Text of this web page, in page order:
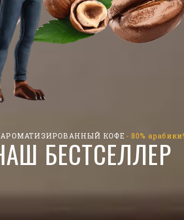
КОФЕ - 80% арабики!
БЕСТСЕЛЛЕР